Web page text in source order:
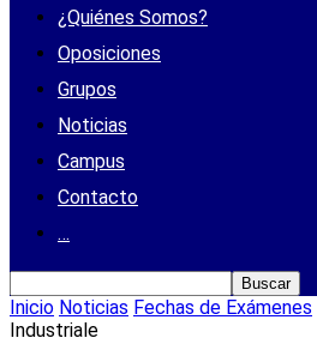
¿Quiénes Somos?
Oposiciones
Grupos
Noticias
Campus
Contacto
…
Inicio Noticias Fechas de Exámenes
Industriale